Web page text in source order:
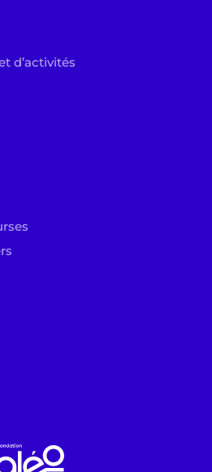
d’activités